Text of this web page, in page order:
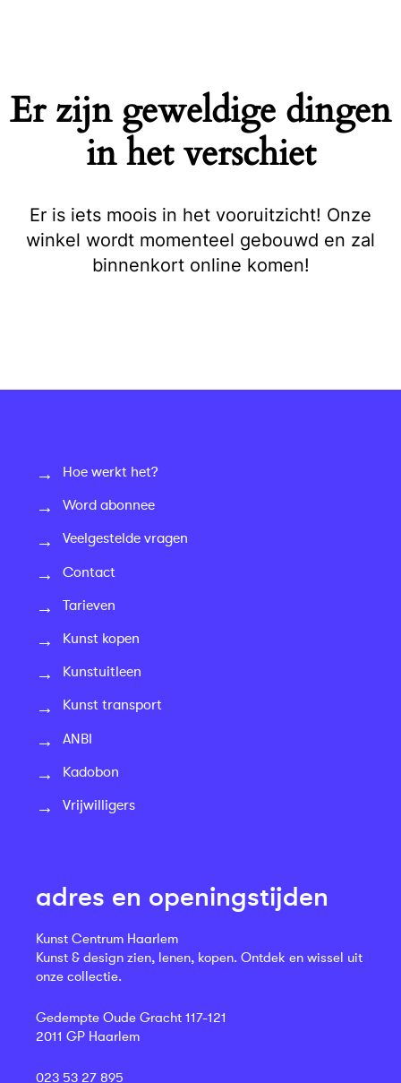
Er zijn geweldige dingen
in het verschiet
Er is iets moois in het vooruitzicht! Onze
winkel wordt momenteel gebouwd en zal
binnenkort online komen!
Hoe werkt het?
Word abonnee
Veelgestelde vragen
Contact
Tarieven
Kunst kopen
Kunstuitleen
Kunst transport
ANBI
Kadobon
Vrijwilligers
adres en openingstijden
Kunst Centrum Haarlem
Kunst & design zien, lenen, kopen. Ontdek en wissel uit
onze collectie.
Gedempte Oude Gracht 117-121
2011 GP Haarlem
023 53 27 895